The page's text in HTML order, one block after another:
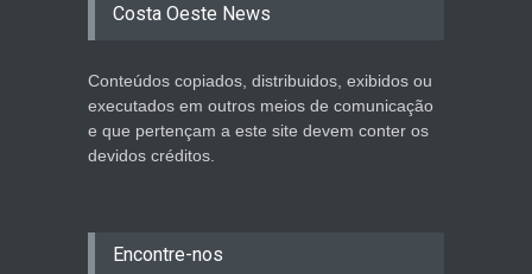
Costa Oeste News
Conteúdos copiados, distribuidos, exibidos ou
executados em outros meios de comunicação
e que pertençam a este site devem conter os
devidos créditos.
Encontre-nos